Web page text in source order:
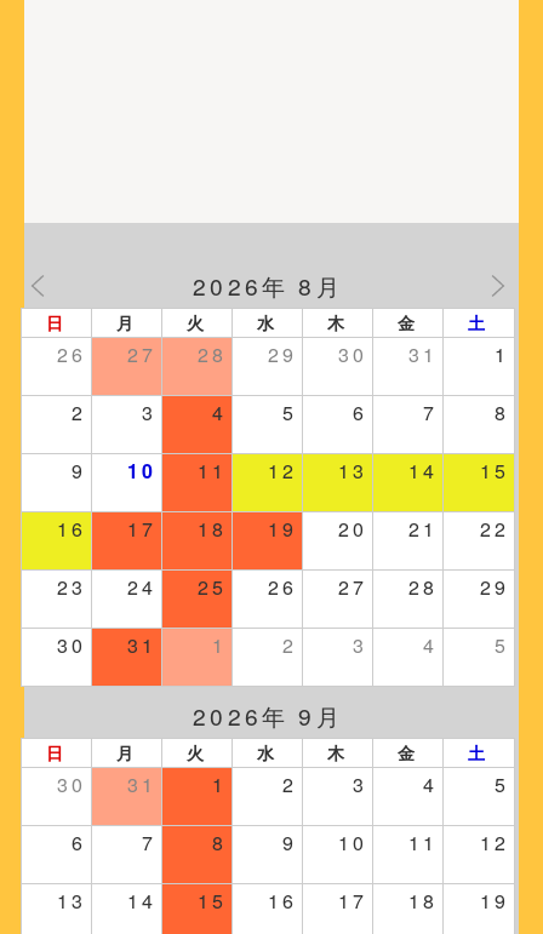
2026年 8月
日 月 火 水 木 金 土
26 27 28 29 30 31 1
2 3 4 5 6 7 8
9 10 11 12 13 14 15
16 17 18 19 20 21 22
23 24 25 26 27 28 29
30 31 1 2 3 4 5
2026年 9月
日 月 火 水 木 金 土
30 31 1 2 3 4 5
6 7 8 9 10 11 12
13 14 15 16 17 18 19